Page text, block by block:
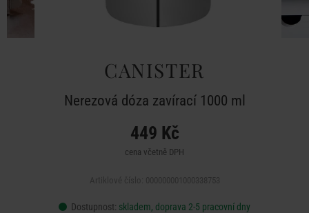
CANISTER
Nerezová dóza zavírací 1000 ml
449 Kč
cena včetně DPH
Dostupnost: skladem, doprava 2-5 pracovní dny